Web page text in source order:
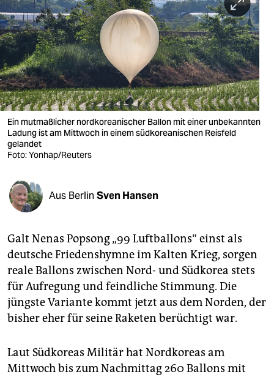
nord
wahrheit
verlag
verlag
veranstaltungen
shop
unterstützen
genossenschaft
epaper login
Ein mutmaßlicher nordkoreanischer Ballon mit einer unbekannten
Ladung ist am Mittwoch in einem südkoreanischen Reisfeld
gelandet
Foto: Yonhap/Reuters
Aus Berlin Sven Hansen
Galt Nenas Popsong „99 Luftballons“ einst als
deutsche Friedenshymne im Kalten Krieg, sorgen
reale Ballons zwischen Nord- und Südkorea stets
für Aufregung und feindliche Stimmung. Die
jüngste Variante kommt jetzt aus dem Norden, der
bisher eher für seine Raketen berüchtigt war.
Laut Südkoreas Militär hat Nordkoreas am
Mittwoch bis zum Nachmittag 260 Ballons mit